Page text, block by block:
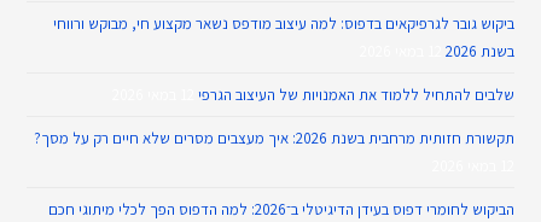
ביקוש גובר לגרפיקאים בדפוס: למה עיצוב מודפס נשאר מקצוע חי, מבוקש ורווחי
בשנת 2026
שלבים להתחיל ללמוד את האמנויות של העיצוב הגרפי
תקשורת חזותית מרחבית בשנת 2026: איך מעצבים מסרים שלא חיים רק על מסך?
הביקוש לחומרי דפוס בעידן הדיגיטלי ב־2026: למה הדפוס הפך לכלי מיתוגי חכם